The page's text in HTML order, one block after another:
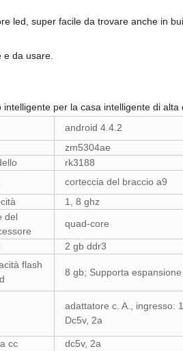
led, super facile da trovare anche in
da usare.
per la casa intelligente di alta
android 4.4.2
zm5304ae
rk3188
corteccia del braccio a9
1, 8 ghz
del
quad-core
2 gb ddr3
flash
8 gb; Supporta
adattatore c. A., ingresso:
Dc5v, 2a
cc
dc5v, 2a